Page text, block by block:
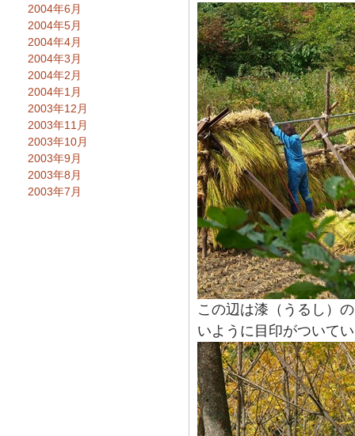
この辺は漆（うるし）
いように目印がついて
2004年6月
2004年5月
2004年4月
2004年3月
2004年2月
2004年1月
2003年12月
2003年11月
2003年10月
2003年9月
2003年8月
2003年7月